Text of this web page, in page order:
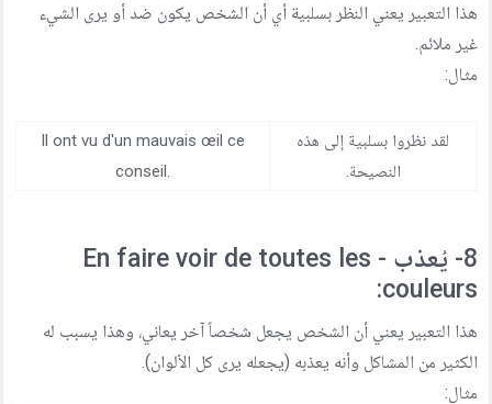
هذا التعبير يعني النظر بسلبية أي أن الشخص يكون ضد أو يرى الشيء
غير ملائم.
مثال:
لقد نظروا بسلبية إلى هذه
النصيحة.
Il ont vu d'un mauvais œil ce
conseil.
8- يُعذب - En faire voir de toutes les
couleurs:
هذا التعبير يعني أن الشخص يجعل شخصاً آخر يعاني، وهذا يسبب له
الكثير من المشاكل وأنه يعذبه (يجعله يرى كل الألوان).
مثال: